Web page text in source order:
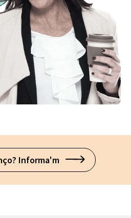
Informa'm